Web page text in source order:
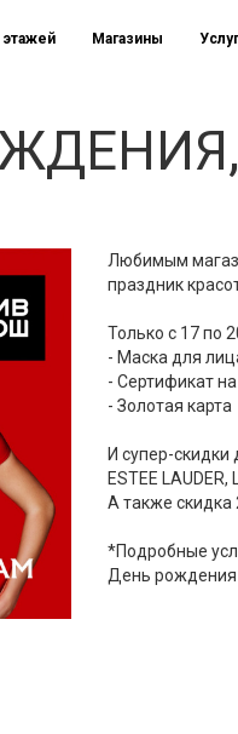
Магазины
Любимым
праздник
Только с 17 по
- Маска для
- Сертификат
- Золотая карта
И супер-скидки
ESTEE
А также скидка
*Подробные
День рождения